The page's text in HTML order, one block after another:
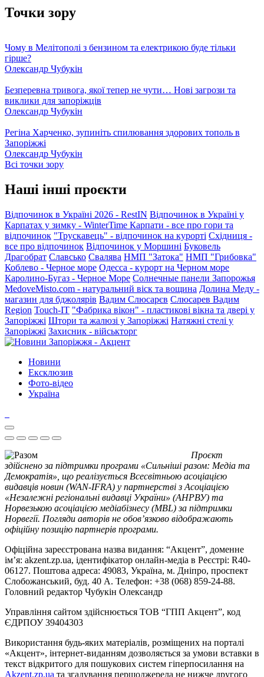
Точки зору
Чому в Мелітополі з бензином та електрикою буде тільки
гірше?
Олександр Чубукін
Безперевна тривога, якої тепер не чути… Нові загрози та
виклики для запоріжців
Олександр Чубукін
Регіна Харченко, зупиніть спилювання здорових тополь в
Запоріжжі
Олександр Чубукін
Всі точки зору
Наші інші проєкти
Відпочинок в Україні 2026 - RestIN Відпочинок в Україні у
Карпатах у зимку - WinterTime Карпати - все про гори та
відпочинок "Трускавець" - відпочинок на курорті Східниця -
все про відпочинок Відпочинок у Моршині Буковель
Драгобрат Славсько Свалява НМП "Затока" НМП "Грибовка"
Коблево - Черное море Одесса - курорт на Черном море
Каролино-Бугаз - Черное Море Солнечные панели Запорожья
MedoveMisto.com - натуральний віск та вощина Долина Меду -
магазин для бджолярів Вадим Слюсарєв Слюсарев Вадим
Region Touch-IT "Фабрика вікон" - пластикові вікна та двері у
Запоріжжі Штори та жалюзі у Запоріжжі Натяжні стелі у
Запоріжжі Захисник - військторг
Новини
Ексклюзив
Фото-відео
Україна
Проєкт
здійснено за підтримки програми «Сильніші разом: Медіа та
Демократія», що реалізується Всесвітньою асоціацією
видавців новин (WAN-IFRA) у партнерстві з Асоціацією
«Незалежні регіональні видавці України» (АНРВУ) та
Норвезькою асоціацією медіабізнесу (MBL) за підтримки
Норвегії. Погляди авторів не обов’язково відображають
офіційну позицію партнерів програми.
Офіційна зареєстрована назва видання: “Акцент”, доменне
ім’я: akzent.zp.ua, ідентифікатор онлайн-медіа в Реєстрі: R40-
06127. Поштова адреса: 49083, Україна, м. Дніпро, проспект
Слобожанський, буд. 40 А. Телефон: +38 (068) 859-24-88.
Головний редактор Чубукін Олександр
Управління сайтом здійснюється ТОВ “ГПП Акцент”, код
ЄДРПОУ 39404303
Використання будь-яких матеріалів, розміщених на порталі
«Акцент», інтернет-виданням дозволяється за умови вставки в
текст відкритого для пошукових систем гіперпосилання на
Akzent.zp.ua та згадування першоджерела не нижче другого